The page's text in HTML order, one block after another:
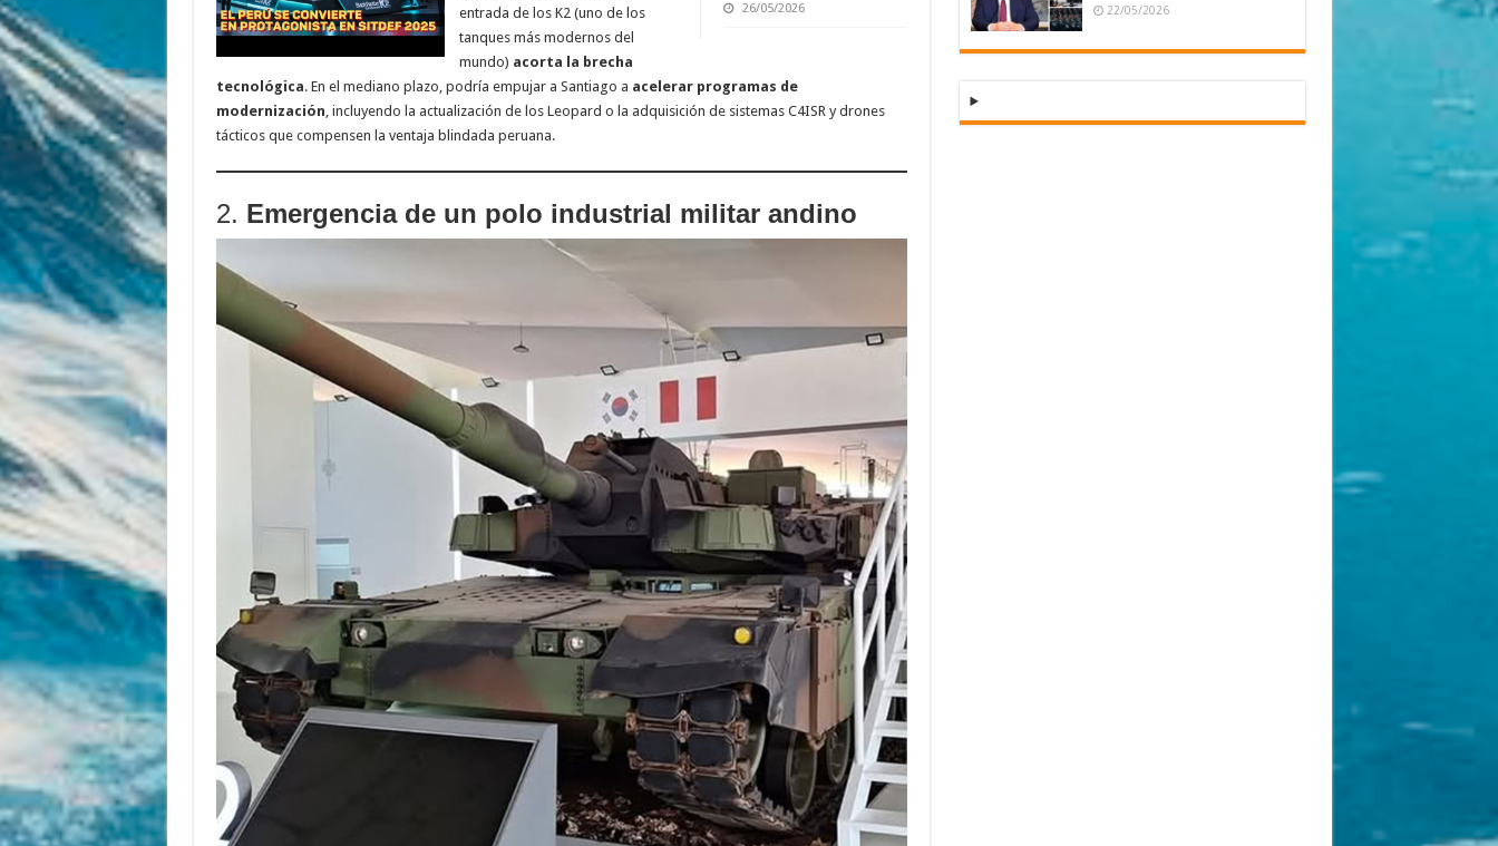
26/05/2026
entrada de los K2 (uno de los
tanques más modernos del
mundo) acorta la brecha
tecnológica. En el mediano plazo, podría empujar a Santiago a acelerar programas de
modernización, incluyendo la actualización de los Leopard o la adquisición de sistemas C4ISR y drones
tácticos que compensen la ventaja blindada peruana.
2. Emergencia de un polo industrial militar andino
22/05/2026